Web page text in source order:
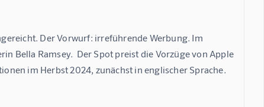
Der Vorwurf: irreführende Werbung. Im
Bella Ramsey.  Der Spot preist die Vorzüge von Apple
im Herbst 2024, zunächst in englischer Sprache.